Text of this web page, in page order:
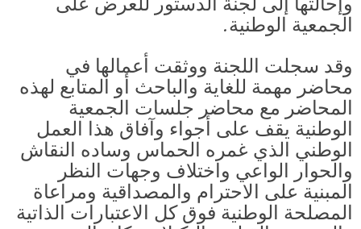
الجمعية الوطنية.
وقد سجلت اللجنة ووثقت أعمالها في
محاضر مهمة للغاية والباحث أو المتابع لهذه
المحاضر مع محاضر جلسات الجمعية
الوطنية يقف على أجواء وآفاق هذا العمل
الوطني الذي غمره الحماس وساده النقاش
والحوار الواعي واختلاف وجهات النظر
المبنية على الاحترام والمصداقية ومراعاة
المصلحة الوطنية فوق كل الاعتبارات الذاتية